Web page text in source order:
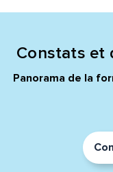
Constats et
Panorama de la